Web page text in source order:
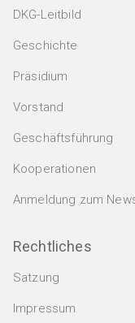
DKG-Leitbild
Geschichte
Präsidium
Vorstand
Geschäftsführung
Kooperationen
Anmeldung zum
Rechtliches
Satzung
Impressum